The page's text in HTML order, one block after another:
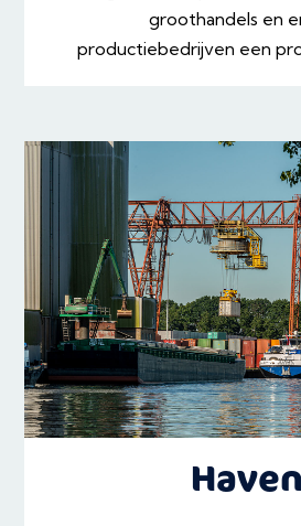
groothandels en
productiebedrijven een
Haven